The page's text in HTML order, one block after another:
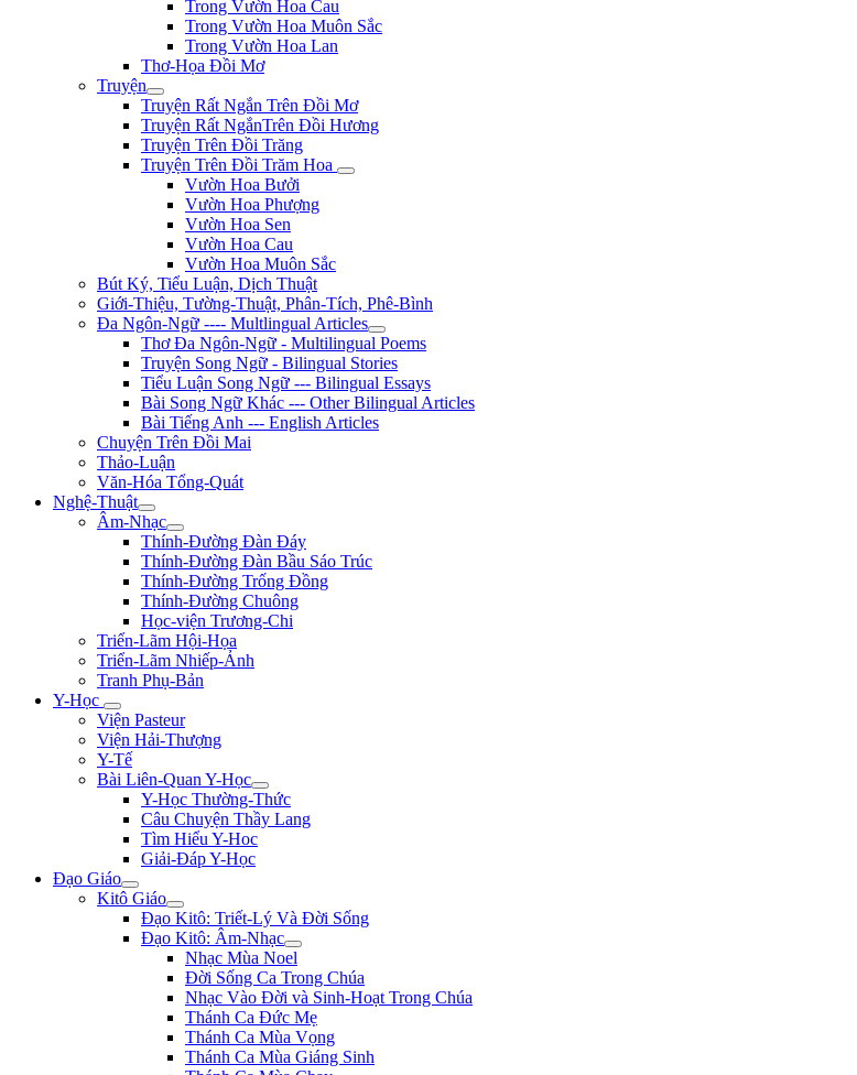
Trong Vườn Hoa Cau
Trong Vườn Hoa Muôn Sắc
Trong Vườn Hoa Lan
Thơ-Họa Đồi Mơ
Truyện
Truyện Rất Ngắn Trên Đồi Mơ
Truyện Rất NgắnTrên Đồi Hương
Truyện Trên Đồi Trăng
Truyện Trên Đồi Trăm Hoa
Vườn Hoa Bưởi
Vườn Hoa Phượng
Vườn Hoa Sen
Vườn Hoa Cau
Vườn Hoa Muôn Sắc
Bút Ký, Tiểu Luận, Dịch Thuật
Giới-Thiệu, Tường-Thuật, Phân-Tích, Phê-Bình
Đa Ngôn-Ngữ ---- Multlingual Articles
Thơ Đa Ngôn-Ngữ - Multilingual Poems
Truyện Song Ngữ - Bilingual Stories
Tiểu Luận Song Ngữ --- Bilingual Essays
Bài Song Ngữ Khác --- Other Bilingual Articles
Bài Tiếng Anh --- English Articles
Chuyện Trên Đồi Mai
Thảo-Luận
Văn-Hóa Tổng-Quát
Nghệ-Thuật
Âm-Nhạc
Thính-Đường Đàn Đáy
Thính-Đường Đàn Bầu Sáo Trúc
Thính-Đường Trống Đồng
Thính-Đường Chuông
Học-viện Trương-Chi
Triển-Lãm Hội-Họa
Triển-Lãm Nhiếp-Ảnh
Tranh Phụ-Bản
Y-Học
Viện Pasteur
Viện Hải-Thượng
Y-Tế
Bài Liên-Quan Y-Học
Y-Học Thường-Thức
Câu Chuyện Thầy Lang
Tìm Hiểu Y-Hoc
Giải-Đáp Y-Học
Đạo Giáo
Kitô Giáo
Đạo Kitô: Triết-Lý Và Đời Sống
Đạo Kitô: Âm-Nhạc
Nhạc Mùa Noel
Đời Sống Ca Trong Chúa
Nhạc Vào Đời và Sinh-Hoạt Trong Chúa
Thánh Ca Đức Mẹ
Thánh Ca Mùa Vọng
Thánh Ca Mùa Giáng Sinh